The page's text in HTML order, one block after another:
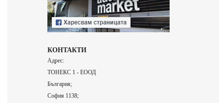
КОНТАКТИ
Адрес:
ТОНЕКС 1 - ЕООД
България;
София 1138;